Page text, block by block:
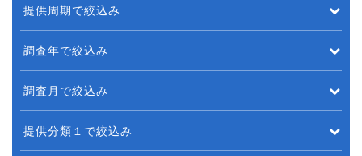
提供周期で絞込み
調査年で絞込み
調査月で絞込み
提供分類１で絞込み